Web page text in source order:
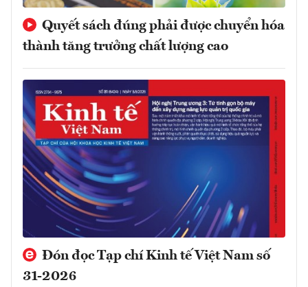
Quyết sách đúng phải được chuyển hóa
thành tăng trưởng chất lượng cao
Đón đọc Tạp chí Kinh tế Việt Nam số
31-2026